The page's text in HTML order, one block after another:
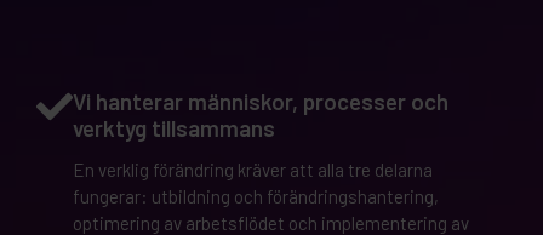
Vi hanterar människor, processer och
verktyg tillsammans
En verklig förändring kräver att alla tre delarna
fungerar: utbildning och förändringshantering,
optimering av arbetsflödet och implementering av